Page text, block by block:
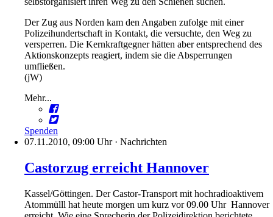
Der Zug aus Norden kam den Angaben zufolge mit einer
Polizeihundertschaft in Kontakt, die versuchte, den Weg zu
versperren. Die Kernkraftgegner hätten aber entsprechend des
Aktionskonzepts reagiert, indem sie die Absperrungen
umfließen.
(jW)
Mehr...
Spenden
07.11.2010, 09:00 Uhr· Nachrichten
Castorzug erreicht Hannover
Kassel/Göttingen. Der Castor-Transport mit hochradioaktivem
Atommülll hat heute morgen um kurz vor 09.00 Uhr Hannover